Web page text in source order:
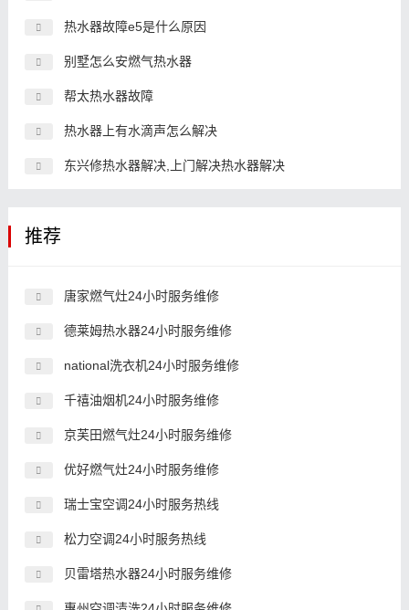
热水器故障e5是什么原因
别墅怎么安燃气热水器
帮太热水器故障
热水器上有水滴声怎么解决
东兴修热水器解决,上门解决热水器解决
推荐
唐家燃气灶24小时服务维修
德莱姆热水器24小时服务维修
national洗衣机24小时服务维修
千禧油烟机24小时服务维修
京芙田燃气灶24小时服务维修
优好燃气灶24小时服务维修
瑞士宝空调24小时服务热线
松力空调24小时服务热线
贝雷塔热水器24小时服务维修